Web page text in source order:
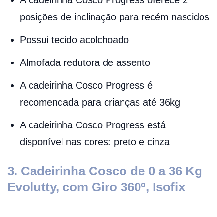
posições de inclinação para recém nascidos
Possui tecido acolchoado
Almofada redutora de assento
A cadeirinha Cosco Progress é
recomendada para crianças até 36kg
A cadeirinha Cosco Progress está
disponível nas cores: preto e cinza
3. Cadeirinha Cosco de 0 a 36 Kg
Evolutty, com Giro 360º, Isofix